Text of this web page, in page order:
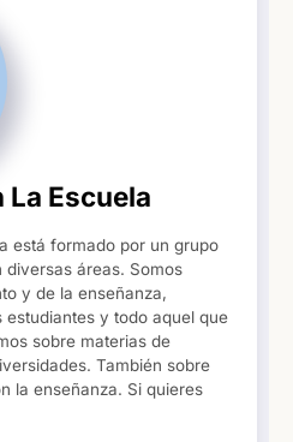
La Escuela
está formado por un grupo
áreas. Somos
y de la enseñanza,
y todo aquel que
sobre materias de
También sobre
la enseñanza. Si quieres